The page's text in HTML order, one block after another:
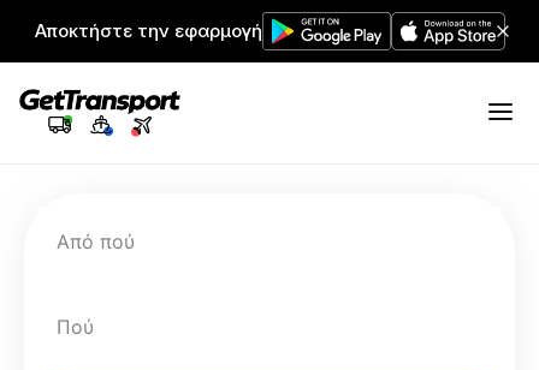
Αποκτήστε την εφαρμογή
Από πού
Πού